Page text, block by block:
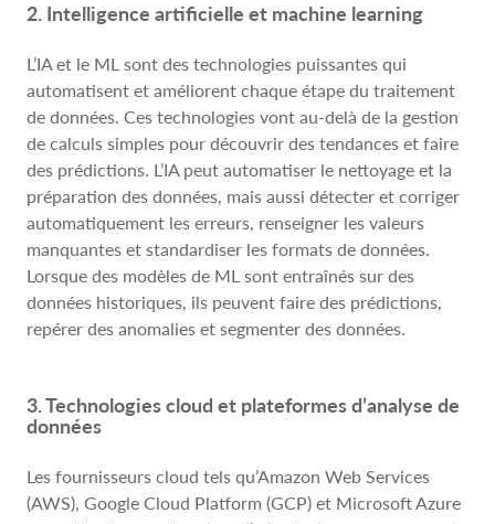
2. Intelligence artificielle et machine learning
L’IA et le ML sont des technologies puissantes qui
automatisent et améliorent chaque étape du traitement
de données. Ces technologies vont au-delà de la gestion
de calculs simples pour découvrir des tendances et faire
des prédictions. L’IA peut automatiser le nettoyage et la
préparation des données, mais aussi détecter et corriger
automatiquement les erreurs, renseigner les valeurs
manquantes et standardiser les formats de données.
Lorsque des modèles de ML sont entraînés sur des
données historiques, ils peuvent faire des prédictions,
repérer des anomalies et segmenter des données.
3. Technologies cloud et plateformes d’analyse de
données
Les fournisseurs cloud tels qu’Amazon Web Services
(AWS), Google Cloud Platform (GCP) et Microsoft Azure